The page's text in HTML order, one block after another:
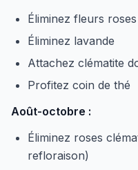
Éliminez fleurs
Éliminez lavande
Attachez clématite
Profitez coin de thé
Août-octobre :
Éliminez roses
refloraison)